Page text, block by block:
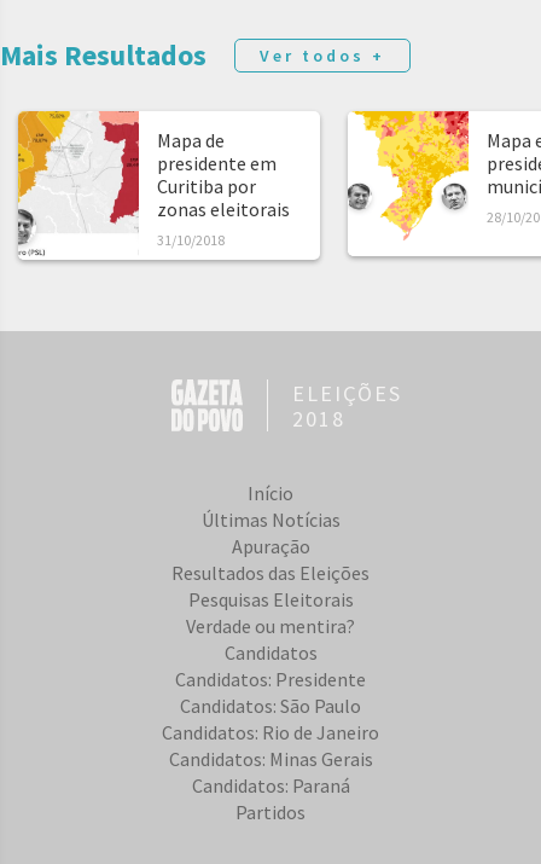
Mais Resultados Ver todos +
Mapa de
presidente em
Curitiba por
zonas eleitorais
31/10/2018
Mapa
28/10/
ELEIÇÕES
2018
Início
Últimas Notícias
Apuração
Resultados das Eleições
Pesquisas Eleitorais
Verdade ou mentira?
Candidatos
Candidatos: Presidente
Candidatos: São Paulo
Candidatos: Rio de Janeiro
Candidatos: Minas Gerais
Candidatos: Paraná
Partidos